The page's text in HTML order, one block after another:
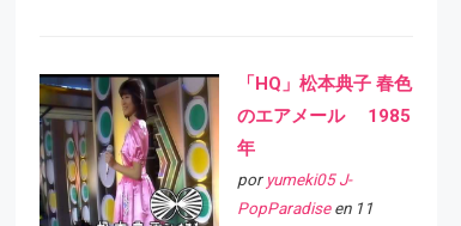
「HQ」松本典子 春色
のエアメール 1985
年
por yumeki05 J-
PopParadiseen 11